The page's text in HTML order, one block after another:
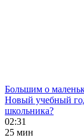
Большим о
Новый учебный
школьника?
02:31
25 мин